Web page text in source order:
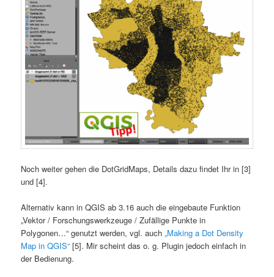
Noch weiter gehen die DotGridMaps, Details dazu findet Ihr in [3]
und [4].
Alternativ kann in QGIS ab 3.16 auch die eingebaute Funktion
„Vektor / Forschungswerkzeuge / Zufällige Punkte in
Polygonen…“ genutzt werden, vgl. auch„Making a Dot Density
Map in QGIS“ [5]. Mir scheint das o. g. Plugin jedoch einfach in
der Bedienung.